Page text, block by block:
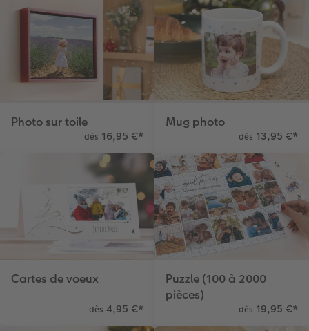
Photo sur toile
dès 16,95 €*
Mug photo
dès 13,95 €*
Cartes de voeux
dès 4,95 €*
Puzzle (100 à 2000
pièces)
dès 19,95 €*